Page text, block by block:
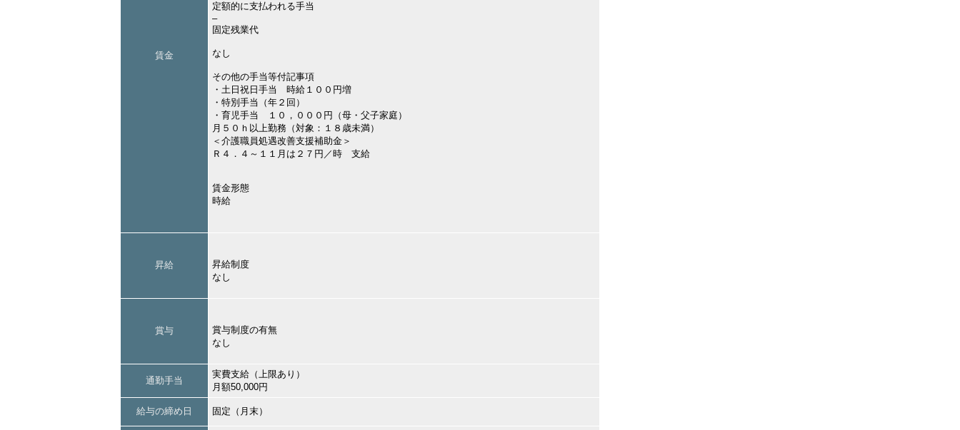
賃金
定額的に支払われる手当
–
固定残業代
なし
その他の手当等付記事項
・土日祝日手当 時給１００円増
・特別手当（年２回）
・育児手当 １０，０００円（母・父子家庭）
月５０ｈ以上勤務（対象：１８歳未満）
＜介護職員処遇改善支援補助金＞
Ｒ４．４～１１月は２７円／時 支給
賃金形態
時給
昇給
昇給制度
なし
賞与
賞与制度の有無
なし
通勤手当
実費支給（上限あり）
月額50,000円
給与の締め日 固定（月末）